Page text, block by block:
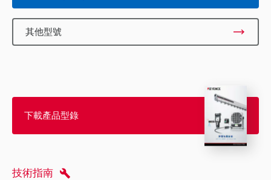
其他型號
下載產品型錄
技術指南